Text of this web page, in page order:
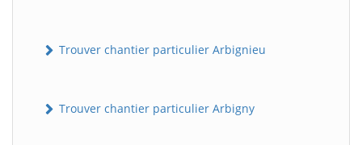
Trouver chantier particulier Arbignieu
Trouver chantier particulier Arbigny